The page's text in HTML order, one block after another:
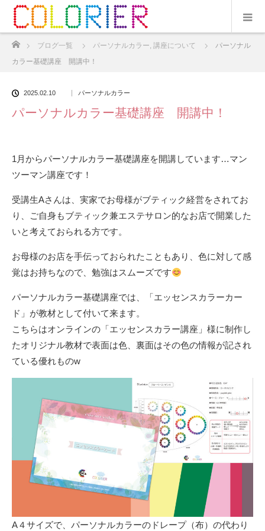
ブログ一覧 パーソナルカラー, 講座について
パーソナル
カラー基礎講座 開講中！
2025.02.10 パーソナルカラー
パーソナルカラー基礎講座 開講中！
1月からパーソナルカラー基礎講座を開講しています…マン
ツーマン講座です！
受講生Aさんは、実家でお母様がブティック経営をされてお
り、ご自身もブティック兼エステサロン的なお店で開業した
いと考えておられる方です。
お母様のお店を手伝っておられたこともあり、色に対して感
覚はお持ちなので、勉強はスムーズです
パーソナルカラー基礎講座では、「エッセンスカラーカー
ド」が教材として付いて来ます。
こちらはオンラインの「エッセンスカラー講座 」様に制作し
たオリジナル教材で表面は色、裏面はその色の情報が記され
ている優れものw
A４サイズで、パーソナルカラーのドレープ（布）の代わり